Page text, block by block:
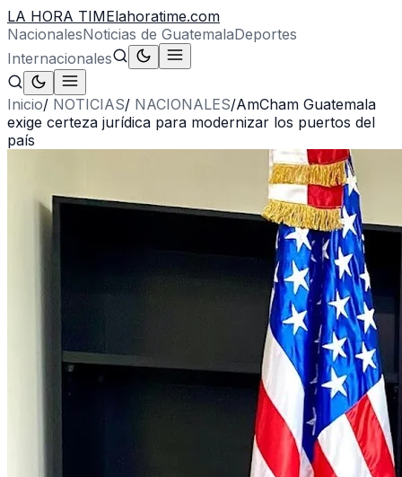
LA HORA TIMElahoratime.com
NacionalesNoticias de GuatemalaDeportes
Internacionales
Inicio/ NOTICIAS/ NACIONALES/AmCham Guatemala
exige certeza jurídica para modernizar los puertos del
país